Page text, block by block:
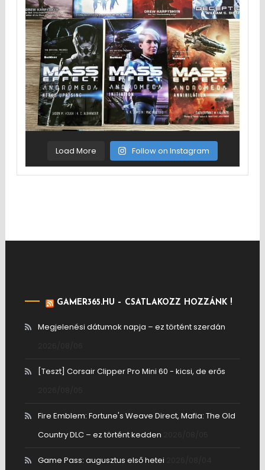
Load More Follow on Instagram
GAMER365.HU – CSATLAKOZZ HOZZÁNK !
Megjelenési dátumok napja – ez történt szerdán
[Teszt] Corsair Clipper Pro Mini 60 - kicsi, de erős
Fire Emblem: Fortune's Weave Direct, Mafia: The Old
Country DLC – ez történt kedden
Game Pass: augusztus első hetei